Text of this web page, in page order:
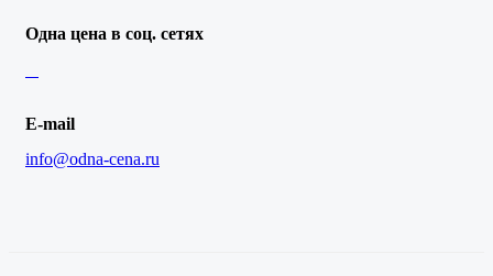
Одна цена в соц. сетях
E-mail
info@odna-cena.ru